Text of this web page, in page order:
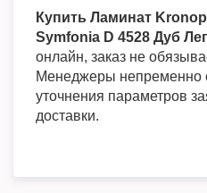
Купить Ламинат
Symfonia D 4528 Дуб
онлайн, заказ не
Менеджеры непременно
уточнения параметров
доставки.